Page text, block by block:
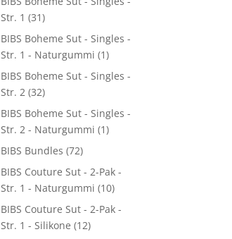
Str. 1 (31)
BIBS Boheme Sut - Singles -
Str. 1 - Naturgummi (1)
BIBS Boheme Sut - Singles -
Str. 2 (32)
BIBS Boheme Sut - Singles -
Str. 2 - Naturgummi (1)
BIBS Bundles (72)
BIBS Couture Sut - 2-Pak -
Str. 1 - Naturgummi (10)
BIBS Couture Sut - 2-Pak -
Str. 1 - Silikone (12)